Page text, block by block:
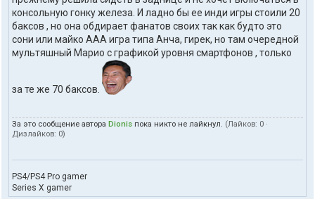
консольную гонку железа. И ладно бы ее инди игры стоили 20
баксов , но она обдирает фанатов своих так как будто это
сони или майко ААА игра типа Анча, гирек, но там очередной
мультяшный Марио с графикой уровня смартфонов , только
за те же 70 баксов.
За это сообщение автора Dionis пока никто не лайкнул. (Лайков: 0 ·
Дизлайков: 0)
PS4/PS4 Pro gamer
Series X gamer